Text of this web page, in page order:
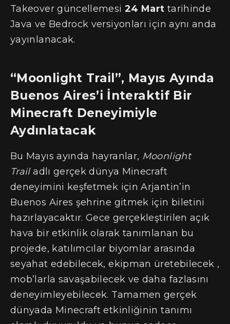
Takeover güncellemesi 24 Mart tarihinde
Java ve Bedrock versiyonları için aynı anda
yayınlanacak.
“Moonlight Trail”, Mayıs Ayında
Buenos Aires’i İnteraktif Bir
Minecraft Deneyimiyle
Aydınlatacak
Bu Mayıs ayında hayranlar, Moonlight
Trailadlı gerçek dünya Minecraft
deneyimini keşfetmek için Arjantin’in
Buenos Aires şehrine gitmek için biletini
hazırlayacaktır. Gece gerçekleştirilen açık
hava bir etkinlik olarak tanımlanan bu
projede, katılımcılar biyomlar arasında
seyahat edebilecek, ekipman üretebilecek ,
mob’larla savaşabilecek ve daha fazlasını
deneyimleyebilecek. Tamamen gerçek
dünyada Minecraft etkinliğinin tanımı